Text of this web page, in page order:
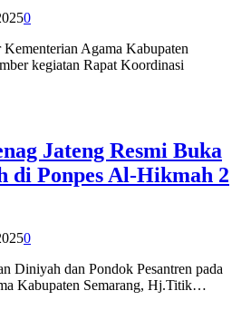
0
Agama Kabupaten
kegiatan Rapat Koordinasi
Jateng Resmi Buka
di Ponpes Al-Hikmah 2
0
Diniyah dan Pondok Pesantren pada
Kabupaten Semarang, Hj.Titik…